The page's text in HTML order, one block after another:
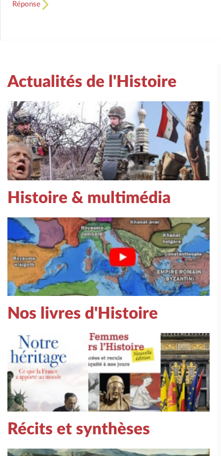
Réponse
Actualités de l'Histoire
Histoire & multimédia
Nos livres d'Histoire
Récits et synthèses